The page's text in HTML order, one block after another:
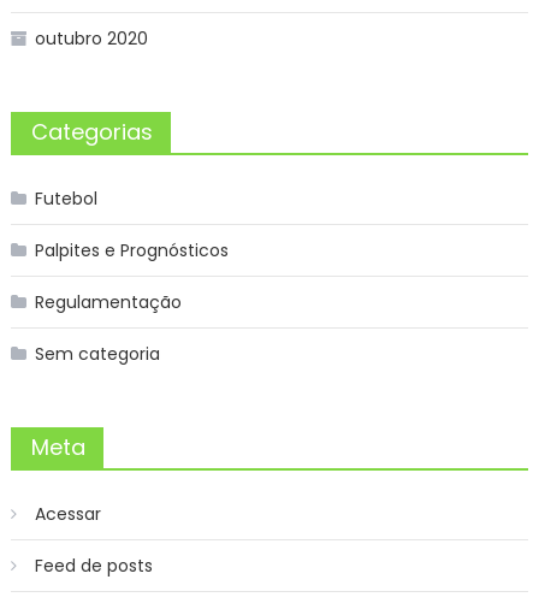
outubro 2020
Categorias
Futebol
Palpites e Prognósticos
Regulamentação
Sem categoria
Meta
Acessar
Feed de posts